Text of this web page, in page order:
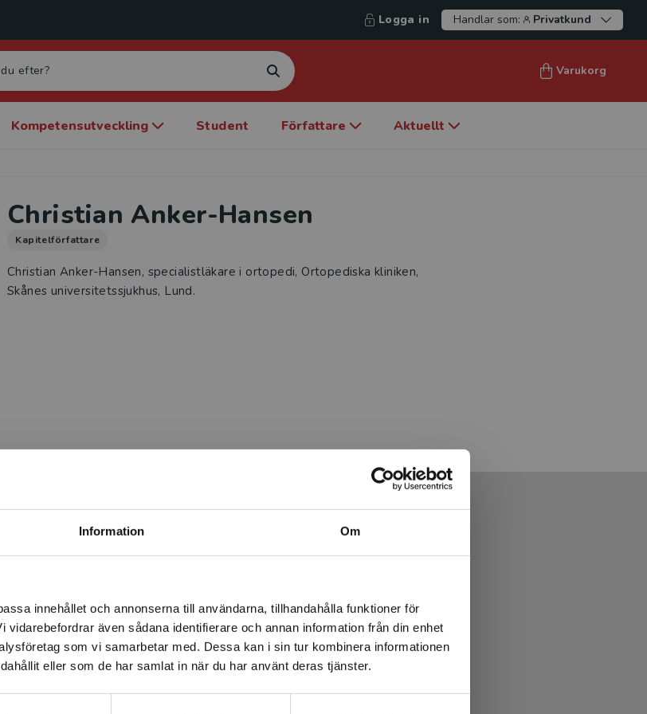
Information Om
innehållet och annonserna till användarna, tillhandahålla funktioner för
även sådana identifierare och annan information från din enhet
som vi samarbetar med. Dessa kan i sin tur kombinera informationen
eller som de har samlat in när du har använt deras tjänster.
fraktregion
som att du besöker studentlitteratur.se via en
Sverige. Vi erbjuder inte leveranser utanför
att kunna slutföra ett köp måste
vara i Sverige.Läs mer
Logga in Handlar som: Privatkund
Varukorg
Kompetensutveckling Student Författare Aktuellt
Christian Anker-Hansen
Kapitelförfattare
Christian Anker-Hansen, specialistläkare i ortopedi, Ortopediska kliniken,
Skånes universitetssjukhus, Lund.
Produkter